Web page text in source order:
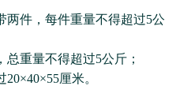
件，每件重量不得超过5公
重量不得超过5公斤；
厘米。